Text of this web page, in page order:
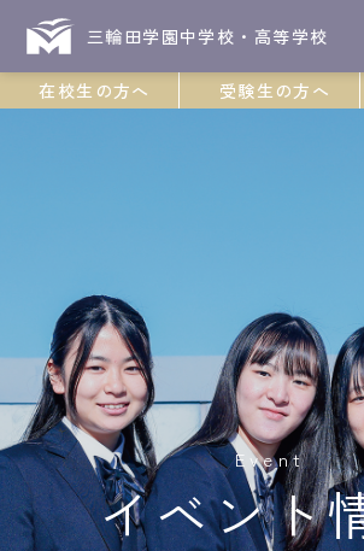
在校生の方へ 受験生の方へ
三輪田学園中学校・高等学校
Event
イベント